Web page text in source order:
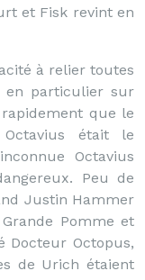
et Fisk revint en
à relier toutes
en particulier sur
que le
était le
Octavius
Peu de
Justin Hammer
Pomme et
Docteur Octopus,
de Urich étaient